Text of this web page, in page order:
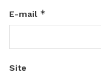
E-mail *
Site